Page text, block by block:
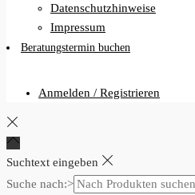
Datenschutzhinweise
Impressum
Beratungstermin buchen
Anmelden / Registrieren
Suchtext eingeben
Suche nach:>